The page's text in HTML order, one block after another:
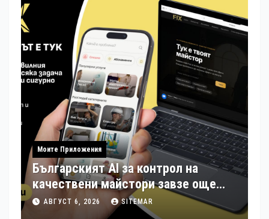
Моите Приложения
Българският AI за контрол на
качествени майстори завзе още
шест страни в Европа
АВГУСТ 6, 2026 SITEMAR